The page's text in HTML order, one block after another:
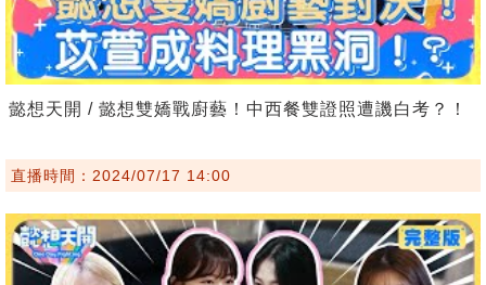
懿想天開 / 懿想雙嬌戰廚藝！中西餐雙證照遭譏白考？！
直播時間：2024/07/17 14:00